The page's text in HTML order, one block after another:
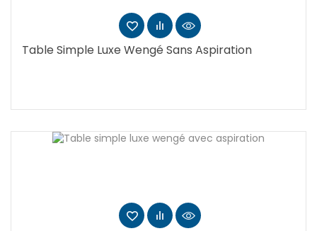
Table Simple Luxe Wengé Sans Aspiration